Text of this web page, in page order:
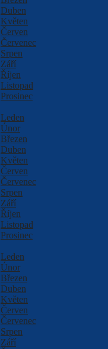
Duben
Květen
Červen
Červenec
Srpen
Září
Říjen
Listopad
Prosinec
Leden
Únor
Březen
Duben
Květen
Červen
Červenec
Srpen
Září
Říjen
Listopad
Prosinec
Leden
Únor
Březen
Duben
Květen
Červen
Červenec
Srpen
Září